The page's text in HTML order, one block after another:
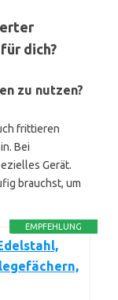
dich?
zu nutzen?
frittieren
Bei
Gerät.
brauchst, um
EMPFEHLUNG